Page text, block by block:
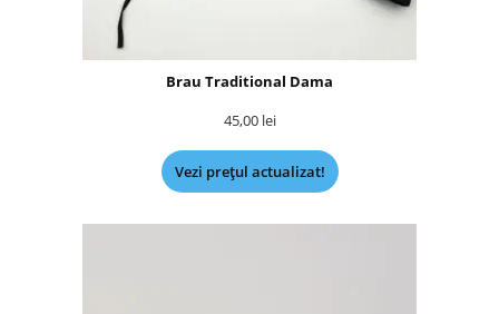
Brau Traditional Dama
45,00 lei
Vezi prețul actualizat!